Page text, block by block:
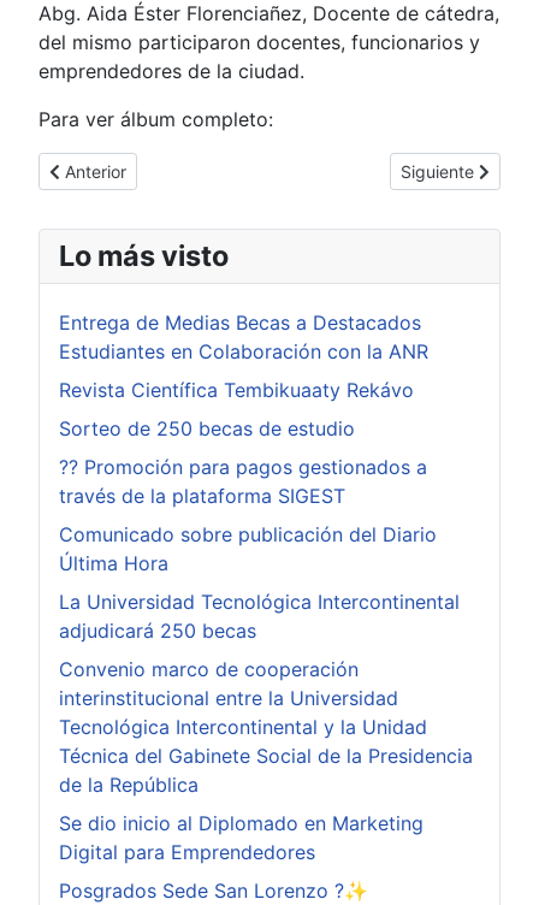
Abg. Aida Éster Florenciañez, Docente de cátedra,
del mismo participaron docentes, funcionarios y
emprendedores de la ciudad.
Para ver álbum completo:
Artículo anterior: Visita guíada a Centros Educativos por
Anterior Artículo
Siguiente
Lo más visto
Entrega de Medias Becas a Destacados
Estudiantes en Colaboración con la ANR
Revista Científica Tembikuaaty Rekávo
Sorteo de 250 becas de estudio
?? Promoción para pagos gestionados a
través de la plataforma SIGEST
Comunicado sobre publicación del Diario
Última Hora
La Universidad Tecnológica Intercontinental
adjudicará 250 becas
Convenio marco de cooperación
interinstitucional entre la Universidad
Tecnológica Intercontinental y la Unidad
Técnica del Gabinete Social de la Presidencia
de la República
Se dio inicio al Diplomado en Marketing
Digital para Emprendedores
Posgrados Sede San Lorenzo ?✨